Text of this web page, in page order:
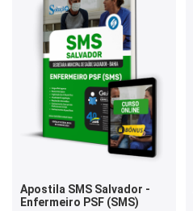
Apostila SMS Salvador -
Enfermeiro PSF (SMS)